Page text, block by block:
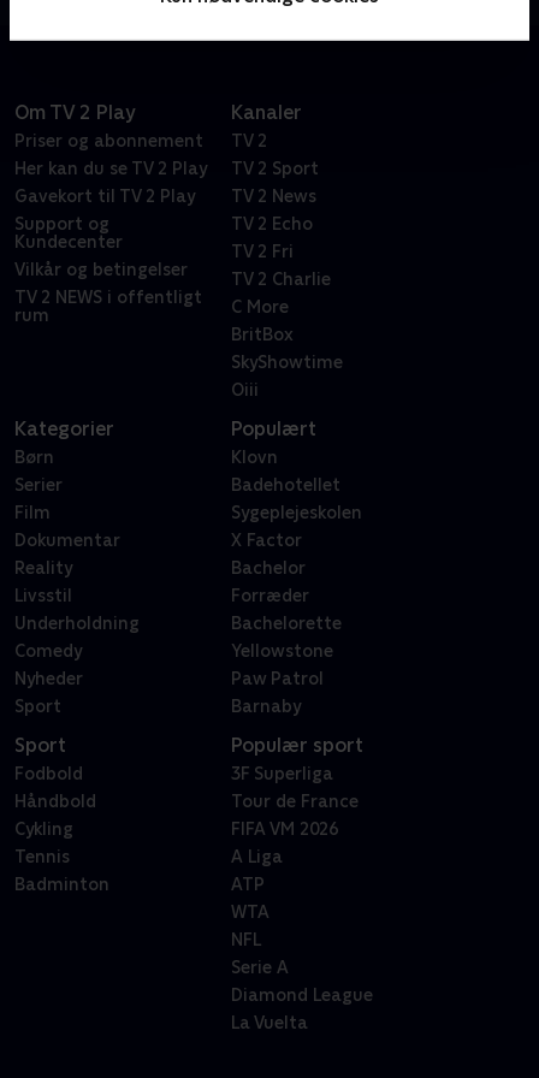
Om TV 2 Play
Priser og abonnement
Her kan du se TV 2 Play
Gavekort til TV 2 Play
Support og
Kundecenter
Vilkår og betingelser
TV 2 NEWS i offentligt
rum
Kanaler
TV 2
TV 2 Sport
TV 2 News
TV 2 Echo
TV 2 Fri
TV 2 Charlie
C More
BritBox
SkyShowtime
Oiii
Kategorier
Børn
Serier
Film
Dokumentar
Reality
Livsstil
Underholdning
Comedy
Nyheder
Sport
Populært
Klovn
Badehotellet
Sygeplejeskolen
X Factor
Bachelor
Forræder
Bachelorette
Yellowstone
Paw Patrol
Barnaby
Sport
Fodbold
Håndbold
Cykling
Tennis
Badminton
Populær sport
3F Superliga
Tour de France
FIFA VM 2026
A Liga
ATP
WTA
NFL
Serie A
Diamond League
La Vuelta